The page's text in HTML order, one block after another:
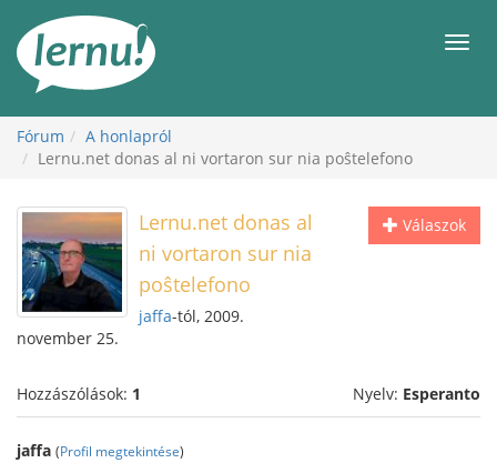
Fórum
A honlapról
Lernu.net donas al ni vortaron sur nia poŝtelefono
Válaszok
Lernu.net donas al
ni vortaron sur nia
poŝtelefono
jaffa-tól, 2009.
november 25.
Hozzászólások: 1 Nyelv: Esperanto
jaffa (Profil megtekintése)